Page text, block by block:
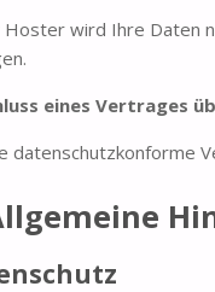
Hoster wird Ihre Daten
eines Vertrages
datenschutzkonforme